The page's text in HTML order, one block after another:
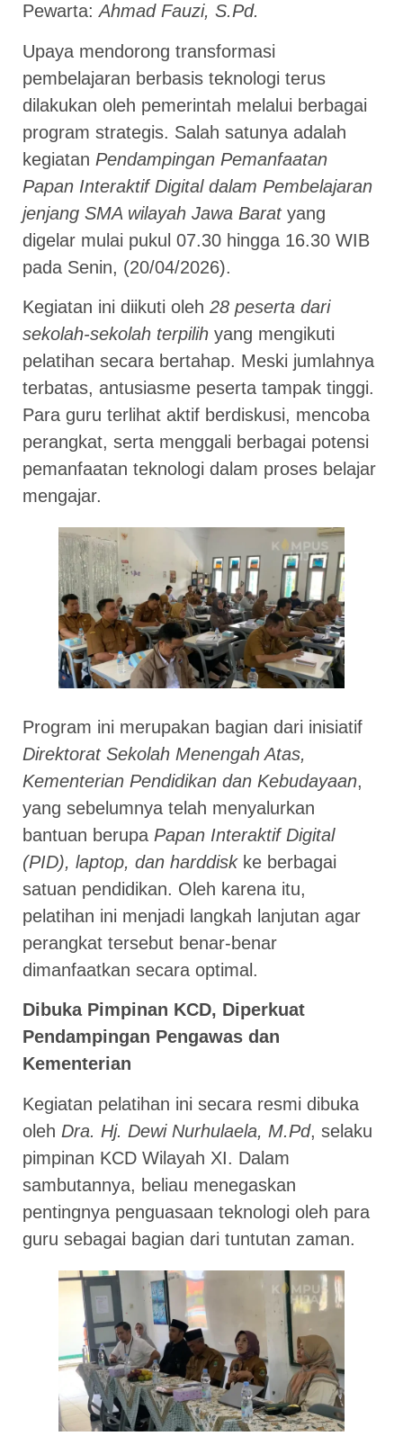
Pewarta:Ahmad Fauzi, S.Pd.
Upaya mendorong transformasi
pembelajaran berbasis teknologi terus
dilakukan oleh pemerintah melalui berbagai
program strategis. Salah satunya adalah
kegiatan Pendampingan Pemanfaatan
Papan Interaktif Digital dalam Pembelajaran
jenjang SMA wilayah Jawa Baratyang
digelar mulai pukul 07.30 hingga 16.30 WIB
pada Senin, (20/04/2026).
Kegiatan ini diikuti oleh 28 peserta dari
sekolah-sekolah terpilih yang mengikuti
pelatihan secara bertahap. Meski jumlahnya
terbatas, antusiasme peserta tampak tinggi.
Para guru terlihat aktif berdiskusi, mencoba
perangkat, serta menggali berbagai potensi
pemanfaatan teknologi dalam proses belajar
mengajar.
Program ini merupakan bagian dari inisiatif
Direktorat Sekolah Menengah Atas,
Kementerian Pendidikan dan Kebudayaan,
yang sebelumnya telah menyalurkan
bantuan berupa Papan Interaktif Digital
(PID), laptop, dan harddiskke berbagai
satuan pendidikan. Oleh karena itu,
pelatihan ini menjadi langkah lanjutan agar
perangkat tersebut benar-benar
dimanfaatkan secara optimal.
Dibuka Pimpinan KCD, Diperkuat
Pendampingan Pengawas dan
Kementerian
Kegiatan pelatihan ini secara resmi dibuka
oleh Dra. Hj. Dewi Nurhulaela, M.Pd, selaku
pimpinan KCD Wilayah XI. Dalam
sambutannya, beliau menegaskan
pentingnya penguasaan teknologi oleh para
guru sebagai bagian dari tuntutan zaman.